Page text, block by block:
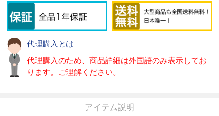
代理購入とは
代理購入のため、商品詳細は外国語のみ表示してお
ります。ご理解ください。
アイテム説明